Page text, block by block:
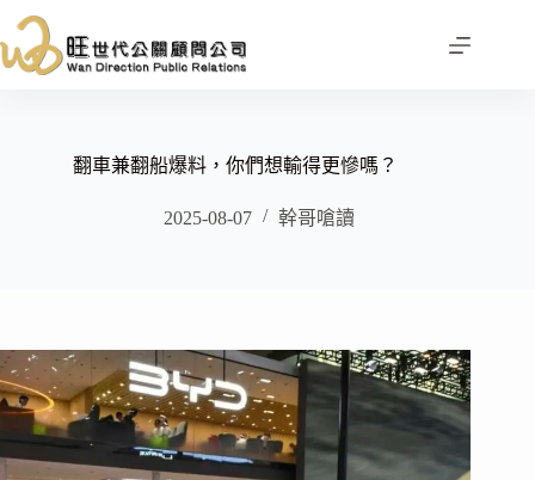
至
主
翻車兼翻船爆料，你們想輸得更慘嗎？
2025-08-07 幹哥嗆讀